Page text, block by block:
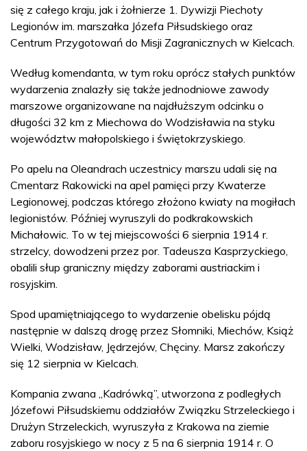
się z całego kraju, jak i żołnierze 1. Dywizji Piechoty
Legionów im. marszałka Józefa Piłsudskiego oraz
Centrum Przygotowań do Misji Zagranicznych w Kielcach.
Według komendanta, w tym roku oprócz stałych punktów
wydarzenia znalazły się także jednodniowe zawody
marszowe organizowane na najdłuższym odcinku o
długości 32 km z Miechowa do Wodzisławia na styku
województw małopolskiego i świętokrzyskiego.
Po apelu na Oleandrach uczestnicy marszu udali się na
Cmentarz Rakowicki na apel pamięci przy Kwaterze
Legionowej, podczas którego złożono kwiaty na mogiłach
legionistów. Później wyruszyli do podkrakowskich
Michałowic. To w tej miejscowości 6 sierpnia 1914 r.
strzelcy, dowodzeni przez por. Tadeusza Kasprzyckiego,
obalili słup graniczny między zaborami austriackim i
rosyjskim.
Spod upamiętniającego to wydarzenie obelisku pójdą
następnie w dalszą drogę przez Słomniki, Miechów, Książ
Wielki, Wodzisław, Jędrzejów, Chęciny. Marsz zakończy
się 12 sierpnia w Kielcach.
Kompania zwana „Kadrówką”, utworzona z podległych
Józefowi Piłsudskiemu oddziałów Związku Strzeleckiego i
Drużyn Strzeleckich, wyruszyła z Krakowa na ziemie
zaboru rosyjskiego w nocy z 5 na 6 sierpnia 1914 r. O